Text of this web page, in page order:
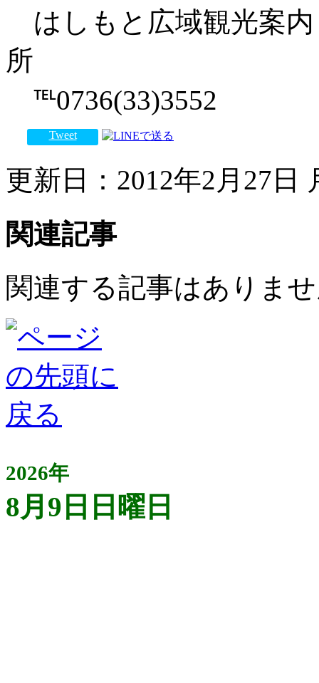
はしもと広域観光案内
℡0736(33)3552
Tweet
更新日：2012年2月27日
関連記事
関連する記事はありま
2026年
8月9日日曜日